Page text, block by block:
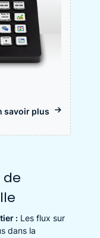
savoir plus
de
: Les flux sur
dans la